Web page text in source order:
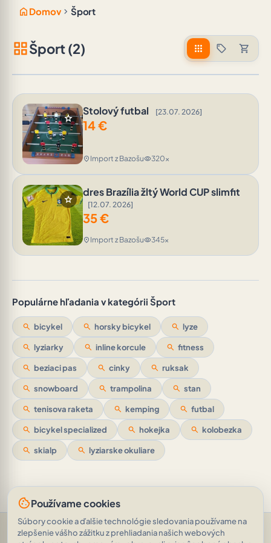
home Domov chevron_right Šport
grid_viewŠport (2) apps sell shopping_cart
star
Stolový futbal [23.07. 2026]
14€
location_on Import z Bazošuvisibility320x
star
dres Brazília žltý World CUP slimfit
[12.07. 2026]
35€
location_on Import z Bazošuvisibility345x
Populárne hľadania v kategórii Šport
search bicykel search horsky bicykel search lyze
search lyziarky search inline korcule search fitness
search beziaci pas search cinky search ruksak
search snowboard search trampolina search stan
search tenisova raketa search kemping search futbal
search bicykel specialized search hokejka search kolobezka
search skialp search lyziarske okuliare
Pomoc a podpora•Otázky•Hodnotenia•Opýtajte sa AI
cookiePoužívame cookies
Súbory cookie a ďalšie technológie sledovania používame na
zlepšenie vášho zážitku z prehliadania našich webových